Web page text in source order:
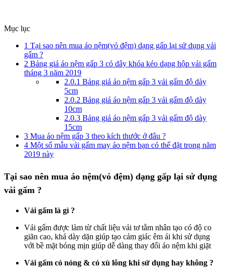
Mục lục
1 Tại sao nên mua áo nệm(vỏ đệm) dạng gấp lại sử dụng vải
gấm ?
2 Bảng giá áo nệm gấp 3 có dây khóa kéo dạng hộp vải gấm
tháng 3 năm 2019
2.0.1 Bảng giá áo nệm gấp 3 vải gấm độ dày
5cm
2.0.2 Bảng giá áo nệm gấp 3 vải gấm độ dày
10cm
2.0.3 Bảng giá áo nệm gấp 3 vải gấm độ dày
15cm
3 Mua áo nệm gấp 3 theo kích thước ở đâu ?
4 Một số mẫu vải gấm may áo nệm bạn có thể đặt trong năm
2019 này
Tại sao nên mua áo nệm(vỏ đệm) dạng gấp lại sử dụng
vải gấm ?
Vải gấm là gì ?
Vải gấm được làm từ chất liệu vải tơ tằm nhân tạo có độ co
giãn cao, khá dày dặn giúp tạo cảm giác êm ái khi sử dụng
với bề mặt bóng mịn giúp dễ dàng thay đổi áo nệm khi giặt
Vải gấm có nóng & có xù lông khi sử dụng hay không ?